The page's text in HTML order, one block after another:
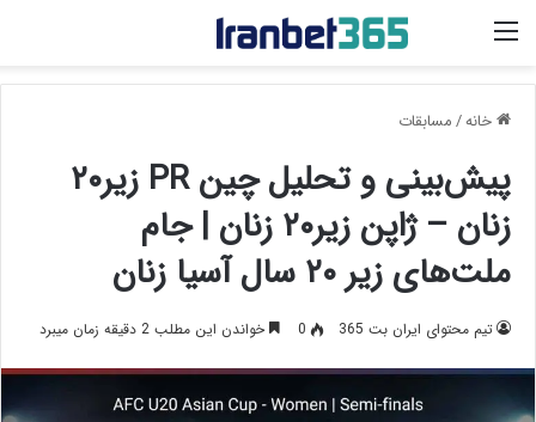
منو
خانه/مسابقات
پیش‌بینی و تحلیل چین PR زیر۲۰
زنان – ژاپن زیر۲۰ زنان | جام
ملت‌های زیر ۲۰ سال آسیا زنان
تیم محتوای ایران بت 365 0 خواندن این مطلب 2 دقیقه زمان میبرد